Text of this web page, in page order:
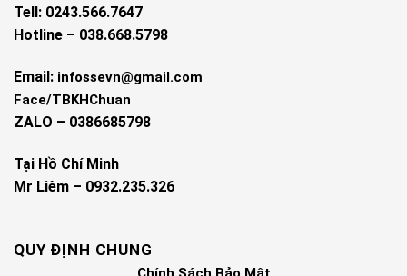
Tell: 0243.566.7647
Hotline – 038.668.5798
Email: infossevn@gmail.com
Face/TBKHChuan
ZALO – 0386685798
Tại Hồ Chí Minh
Mr Liêm – 0932.235.326
QUY ĐỊNH CHUNG